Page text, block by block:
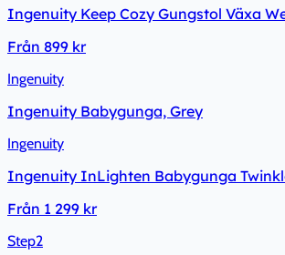
Ingenuity Keep Cozy Gungstol Växa
Från 899 kr
Ingenuity
Ingenuity Babygunga, Grey
Ingenuity
Ingenuity InLighten Babygunga
Från 1 299 kr
Step2